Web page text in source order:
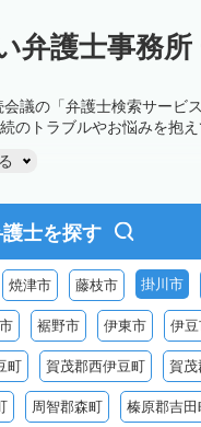
弁護士事務所
議の「弁護士検索サービ
のトラブルやお悩みを抱
士を探す
焼津市 藤枝市 掛川市
裾野市 伊東市 伊
町 賀茂郡西伊豆町 賀茂
周智郡森町 榛原郡吉田